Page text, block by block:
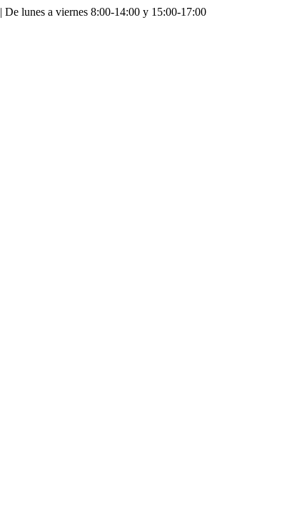
| De lunes a viernes 8:00-14:00 y 15:00-17:00